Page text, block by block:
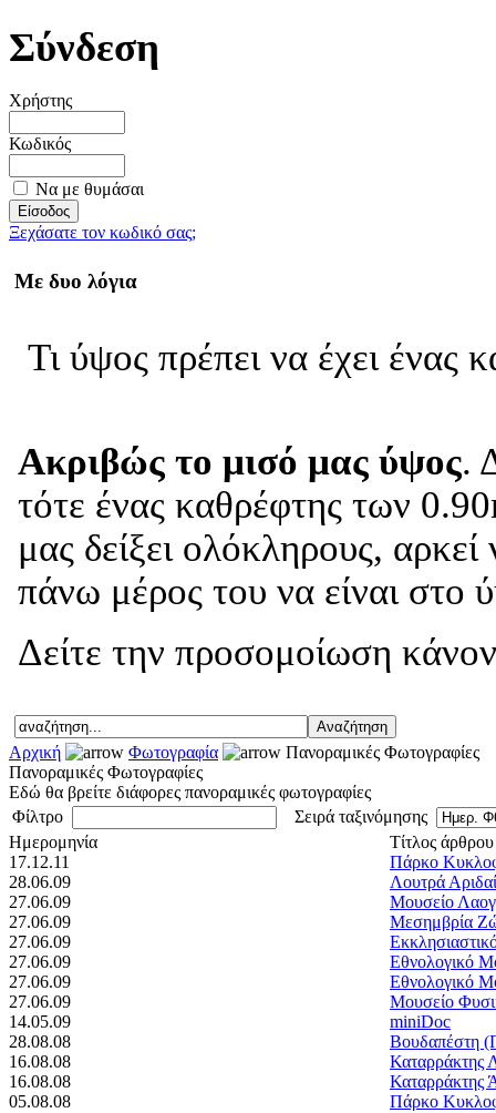
Σύνδεση
Χρήστης
Κωδικός
Να με θυμάσαι
Ξεχάσατε τον κωδικό σας;
Με δυο λόγια
Τι ύψος πρέπει να έχει ένας
Ακριβώς το μισό μας ύψος.
τότε ένας καθρέφτης των
μας δείξει ολόκληρους,
πάνω μέρος του να είναι στο
Δείτε την προσομοίωση
Αρχική Φωτογραφία
Πανοραμικές Φωτογραφίες
Πανοραμικές Φωτογραφίες
Εδώ θα βρείτε διάφορες πανοραμικές φωτογραφίες
Φίλτρο
Σειρά ταξινόμησης
Ημερομηνία
Τίτλος άρθρου
17.12.11
Πάρκο
28.06.09
Λουτρά
27.06.09
Μουσείο
27.06.09
Μεσημβρία
27.06.09
27.06.09
Εθνολογικό
27.06.09
Εθνολογικό
27.06.09
Μουσείο
14.05.09
miniDoc
28.08.08
Βουδαπέστη
16.08.08
Καταρράκτης
16.08.08
Καταρράκτης
05.08.08
Πάρκο